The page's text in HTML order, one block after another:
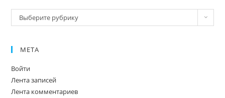
Новое
Выберите рубрику
МЕТА
Войти
Лента записей
Лента комментариев